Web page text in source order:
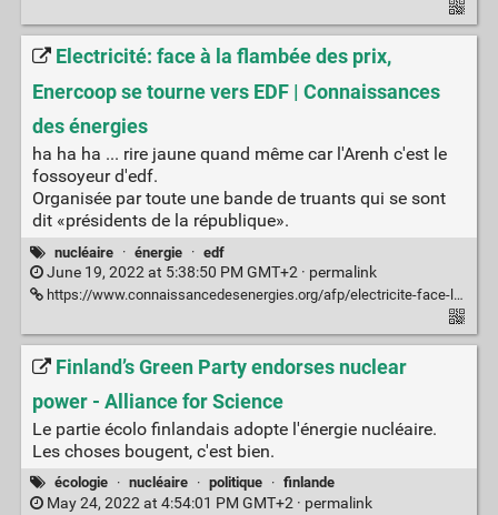
Electricité: face à la flambée des prix,
Enercoop se tourne vers EDF | Connaissances
des énergies
ha ha ha ... rire jaune quand même car l'Arenh c'est le
fossoyeur d'edf.
Organisée par toute une bande de truants qui se sont
dit «présidents de la république».
nucléaire · énergie · edf
June 19, 2022 at 5:38:50 PM GMT+2 · permalink
https://www.connaissancedesenergies.org/afp/electricite-face-la-flambee-des-prix-enercoop-se-tourne-vers-edf-220618
Finland’s Green Party endorses nuclear
power - Alliance for Science
Le partie écolo finlandais adopte l'énergie nucléaire.
Les choses bougent, c'est bien.
écologie · nucléaire · politique · finlande
May 24, 2022 at 4:54:01 PM GMT+2 · permalink